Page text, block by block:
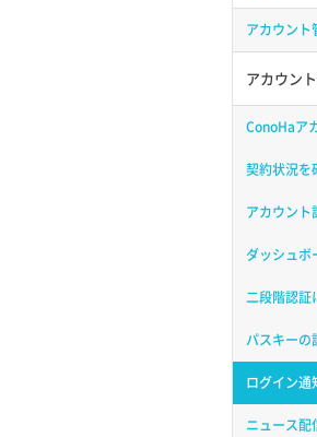
アカウント
アカウン
ConoHaア
契約状況を
アカウント
ダッシュボ
二段階認証
パスキーの
ログイン通
ニュース配